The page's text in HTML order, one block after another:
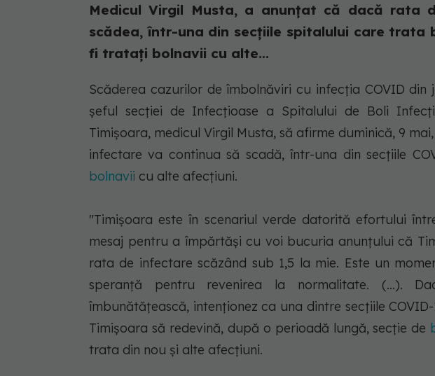
Medicul Virgil Musta, a anunţat că dacă rata
scădea, într-una din secţiile spitalului care trata
fi trataţi bolnavii cu alte...
Scăderea cazurilor de îmbolnăviri cu infecția COVID
șeful secţiei de Infecţioase a Spitalului de Boli
Timişoara, medicul Virgil Musta, să afirme duminică, 9
infectare va continua să scadă, într-una din secţiile
bolnavii cu alte afecţiuni.
"Timişoara este în scenariul verde datorită efortului
mesaj pentru a împărtăşi cu voi bucuria anunţului că
rata de infectare scăzând sub 1,5 la mie. Este un
speranţă pentru revenirea la normalitate. (...).
îmbunătăţească, intenţionez ca una dintre secţiile COVID-
Timişoara să redevină, după o perioadă lungă, secţie de
trata din nou şi alte afecţiuni.